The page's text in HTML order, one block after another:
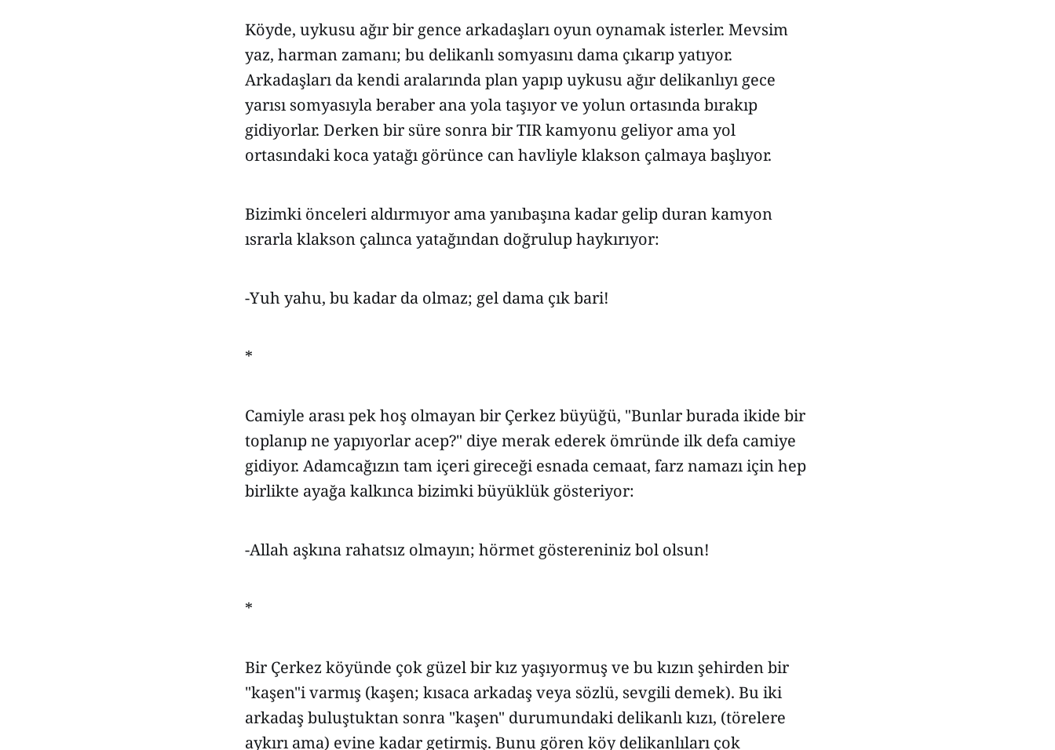
Köyde, uykusu ağır bir gence arkadaşları oyun oynamak isterler. Mevsim
yaz, harman zamanı; bu delikanlı somyasını dama çıkarıp yatıyor.
Arkadaşları da kendi aralarında plan yapıp uykusu ağır delikanlıyı gece
yarısı somyasıyla beraber ana yola taşıyor ve yolun ortasında bırakıp
gidiyorlar. Derken bir süre sonra bir TIR kamyonu geliyor ama yol
ortasındaki koca yatağı görünce can havliyle klakson çalmaya başlıyor.
Bizimki önceleri aldırmıyor ama yanıbaşına kadar gelip duran kamyon
ısrarla klakson çalınca yatağından doğrulup haykırıyor:
-Yuh yahu, bu kadar da olmaz; gel dama çık bari!
*
Camiyle arası pek hoş olmayan bir Çerkez büyüğü, "Bunlar burada ikide bir
toplanıp ne yapıyorlar acep?" diye merak ederek ömründe ilk defa camiye
gidiyor. Adamcağızın tam içeri gireceği esnada cemaat, farz namazı için hep
birlikte ayağa kalkınca bizimki büyüklük gösteriyor:
-Allah aşkına rahatsız olmayın; hörmet göstereniniz bol olsun!
*
Bir Çerkez köyünde çok güzel bir kız yaşıyormuş ve bu kızın şehirden bir
"kaşen"i varmış (kaşen; kısaca arkadaş veya sözlü, sevgili demek). Bu iki
arkadaş buluştuktan sonra "kaşen" durumundaki delikanlı kızı, (törelere
aykırı ama) evine kadar getirmiş. Bunu gören köy delikanlıları çok